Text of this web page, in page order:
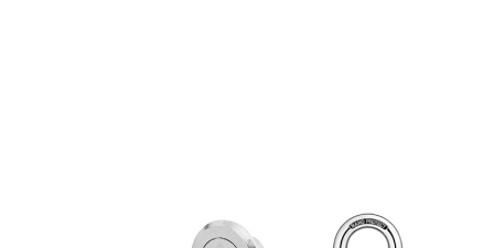
HS-Anlage ABUS Magtec 2500 #89045